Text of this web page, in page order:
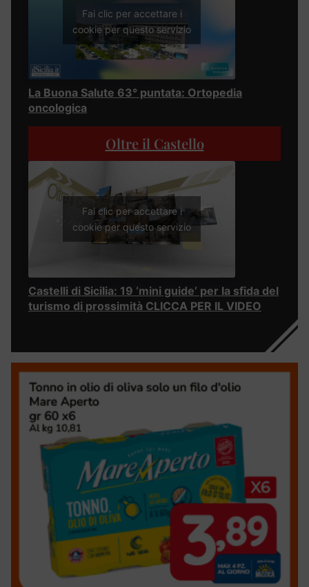
Fai clic per accettare i
cookie per questo servizio
La Buona Salute 63° puntata: Ortopedia
oncologica
Oltre il Castello
Fai clic per accettare i
cookie per questo servizio
Castelli di Sicilia: 19 ‘mini guide’ per la sfida del
turismo di prossimità CLICCA PER IL VIDEO